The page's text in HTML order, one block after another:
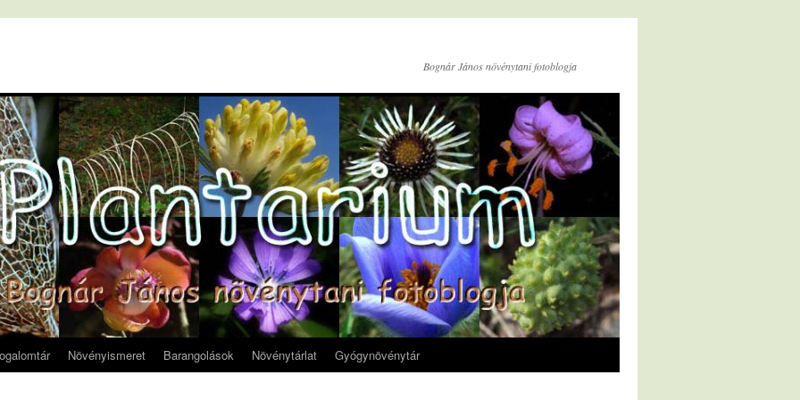
Bognár János növénytani fotoblogja
Növényismeret Barangolások Növénytárlat Gyógynövénytár